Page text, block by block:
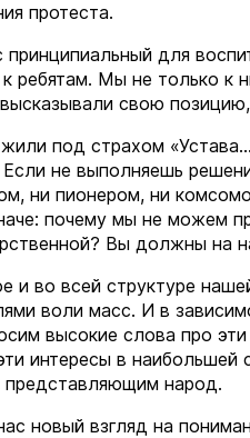
протеста.
принципиальный для
ребятам. Мы не только к
свою
под страхом
Если не выполняешь
ни пионером, ни
почему мы не можем
Вы должны на
и во всей структуре
воли масс. И в
высокие слова про эти
интересы в
представляющим народ.
новый взгляд на